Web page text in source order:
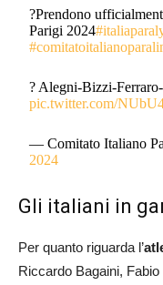
?Prendono
Parigi 2024
? Alegni-Bizzi-
pic.twitter.com/
— Comitato Italiano
2024
Gli italiani in
Per quanto riguarda l’
Riccardo Bagaini,